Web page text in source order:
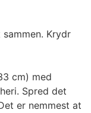
Krydr
cm) med
Spred det
er nemmest at